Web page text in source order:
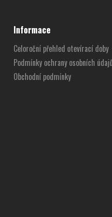
Informace
Celoroční přehled otevírací doby
Podmínky ochrany osobních
Obchodní podmínky